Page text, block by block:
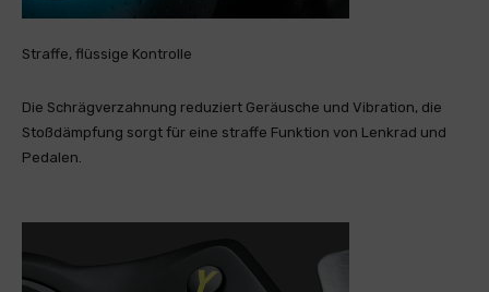
Straffe, flüssige Kontrolle
Die Schrägverzahnung reduziert Geräusche und Vibration, die
Stoßdämpfung sorgt für eine straffe Funktion von Lenkrad und
Pedalen.